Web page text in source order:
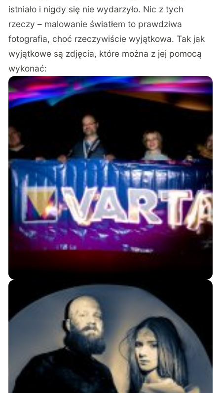
istniało i nigdy się nie wydarzyło. Nic z tych
rzeczy – malowanie światłem to prawdziwa
fotografia, choć rzeczywiście wyjątkowa. Tak jak
wyjątkowe są zdjęcia, które można z jej pomocą
wykonać: